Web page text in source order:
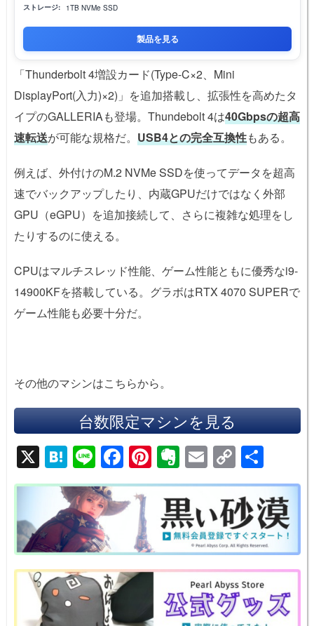
ストレージ:
1TB NVMe SSD
製品を見る
「Thunderbolt 4増設カード(Type-C×2、Mini
DisplayPort(入力)×2)」を追加搭載し、拡張性を高めたタ
イプのGALLERIAも登場。Thundebolt 4は40Gbpsの超高
速転送が可能な規格だ。 USB4との完全互換性もある。
例えば、外付けのM.2 NVMe SSDを使ってデータを超高
速でバックアップしたり、内蔵GPUだけではなく外部
GPU（eGPU）を追加接続して、さらに複雑な処理をし
たりするのに使える。
CPUはマルチスレッド性能、ゲーム性能ともに優秀なi9-
14900KFを搭載している。グラボはRTX 4070 SUPERで
ゲーム性能も必要十分だ。
その他のマシンはこちらから。
台数限定マシンを見る
X H
at
e
n
a
Li
n
e
F
a
c
b
o
o
k
Pi
nt
er
e
st
E
v
er
n
ot
e
E
m
ail
C
o
p
y
Li
n
k
有